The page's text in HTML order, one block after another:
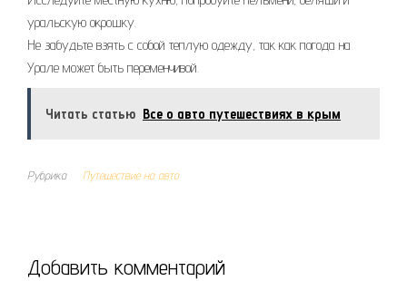
уральскую окрошку.
Не забудьте взять с собой теплую одежду, так как погода на
Урале может быть переменчивой.
Читать статью Все о авто путешествиях в крым
Рубрика Путешествие на авто
Добавить комментарий